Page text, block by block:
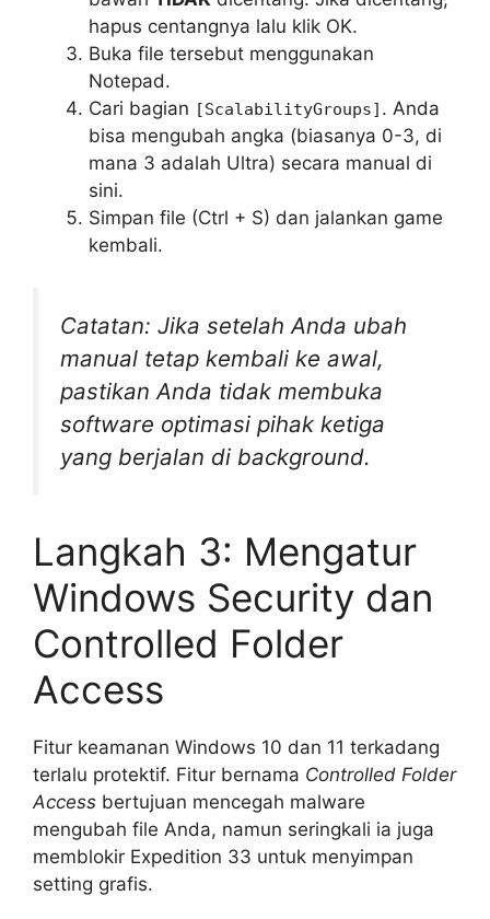
hapus centangnya lalu klik OK.
Buka file tersebut menggunakan
Notepad.
Cari bagian [ScalabilityGroups] . Anda
bisa mengubah angka (biasanya 0-3, di
mana 3 adalah Ultra) secara manual di
sini.
Simpan file (Ctrl + S) dan jalankan game
kembali.
Catatan: Jika setelah Anda ubah
manual tetap kembali ke awal,
pastikan Anda tidak membuka
software optimasi pihak ketiga
yang berjalan di background.
Langkah 3: Mengatur
Windows Security dan
Controlled Folder
Access
Fitur keamanan Windows 10 dan 11 terkadang
terlalu protektif. Fitur bernama Controlled Folder
Access bertujuan mencegah malware
mengubah file Anda, namun seringkali ia juga
memblokir Expedition 33 untuk menyimpan
setting grafis.